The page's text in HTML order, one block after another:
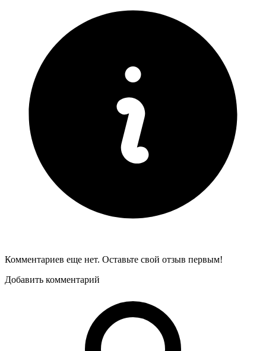
Комментариев еще нет. Оставьте свой отзыв первым!
Добавить комментарий